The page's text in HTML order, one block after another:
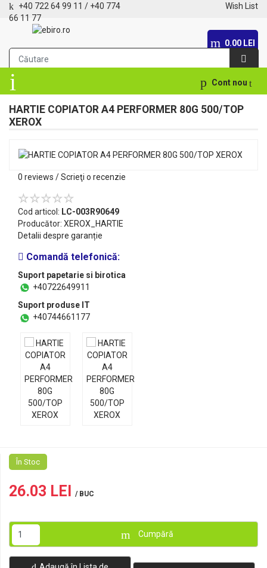
+40 722 64 99 11 / +40 774
66 11 77
Wish List
0.00 LEI
Cont nou
HARTIE COPIATOR A4 PERFORMER 80G 500/TOP
XEROX
0 reviews /Scrieţi o recenzie
Cod articol: LC-003R90649
Producător: XEROX_HARTIE
Detalii despre garanție
Comandă telefonică:
Suport papetarie si birotica
+40722649911
Suport produse IT
+40744661177
În Stoc
26.03 LEI / BUC
Cumpără